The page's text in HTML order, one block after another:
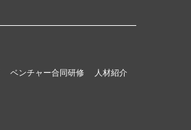
ベンチャー合同研修
人材紹介